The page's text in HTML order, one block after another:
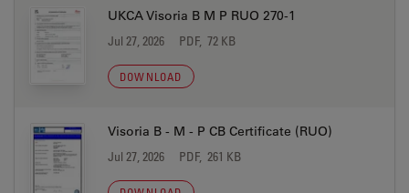
UKCA Visoria B M P RUO 270-1
Jul 27, 2026 PDF, 72 KB
DOWNLOAD
Visoria B - M - P CB Certificate (RUO)
Jul 27, 2026 PDF, 261 KB